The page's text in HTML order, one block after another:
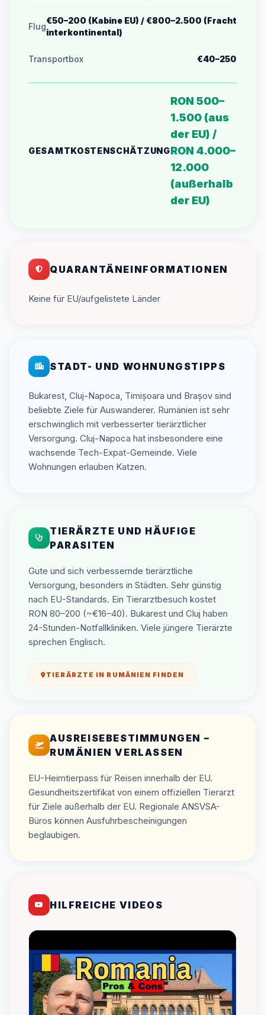
Flug
€50–200 (Kabine EU) / €800–2.500 (Fracht
interkontinental)
Transportbox €40–250
GESAMTKOSTENSCHÄTZUNG
RON 500–
1.500 (aus
der EU) /
RON 4.000–
12.000
(außerhalb
der EU)
QUARANTÄNEINFORMATIONEN
Keine für EU/aufgelistete Länder
STADT- UND WOHNUNGSTIPPS
Bukarest, Cluj-Napoca, Timișoara und Brașov sind
beliebte Ziele für Auswanderer. Rumänien ist sehr
erschwinglich mit verbesserter tierärztlicher
Versorgung. Cluj-Napoca hat insbesondere eine
wachsende Tech-Expat-Gemeinde. Viele
Wohnungen erlauben Katzen.
TIERÄRZTE UND HÄUFIGE
PARASITEN
Gute und sich verbessernde tierärztliche
Versorgung, besonders in Städten. Sehr günstig
nach EU-Standards. Ein Tierarztbesuch kostet
RON 80–200 (~€16–40). Bukarest und Cluj haben
24-Stunden-Notfallkliniken. Viele jüngere Tierärzte
sprechen Englisch.
TIERÄRZTE IN RUMÄNIEN FINDEN
AUSREISEBESTIMMUNGEN –
RUMÄNIEN VERLASSEN
EU-Heimtierpass für Reisen innerhalb der EU.
Gesundheitszertifikat von einem offiziellen Tierarzt
für Ziele außerhalb der EU. Regionale ANSVSA-
Büros können Ausfuhrbescheinigungen
beglaubigen.
HILFREICHE VIDEOS